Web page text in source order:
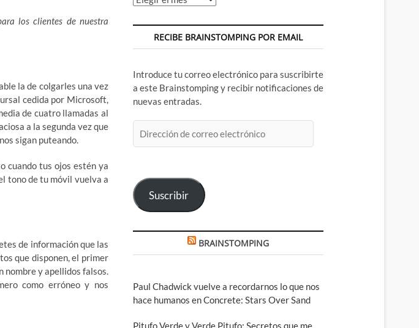
los clientes de nuestra
la de colgarles una vez
cedida por Microsoft,
de cuatro llamadas al
a la segunda vez que
sigan puteando.
cuando tus ojos estén ya
tono de tu móvil vuelva a
de información que las
que disponen, el primer
nombre y apellidos falsos.
como erróneo y nos
RECIBE BRAINSTOMPING POR EMAIL
Introduce tu correo electrónico para suscribirte
a este Brainstomping y recibir notificaciones de
nuevas entradas.
de
Suscribir
BRAINSTOMPING
Paul Chadwick vuelve a recordarnos lo que nos
hace humanos en Concrete: Stars Over Sand
Pitufo Verde y Verde Pitufo: Secretos que me